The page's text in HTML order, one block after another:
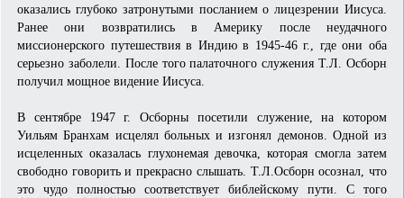
оказались глубоко затронутыми посланием о лицезрении Иисуса.
Ранее они возвратились в Америку после неудачного
миссионерского путешествия в Индию в 1945-46 г., где они оба
серьезно заболели. После того палаточного служения Т.Л. Осборн
получил мощное видение Иисуса.
В сентябре 1947 г. Осборны посетили служение, на котором
Уильям Бранхам исцелял больных и изгонял демонов. Одной из
исцеленных оказалась глухонемая девочка, которая смогла затем
свободно говорить и прекрасно слышать. Т.Л.Осборн осознал, что
это чудо полностью соответствует библейскому пути. С того